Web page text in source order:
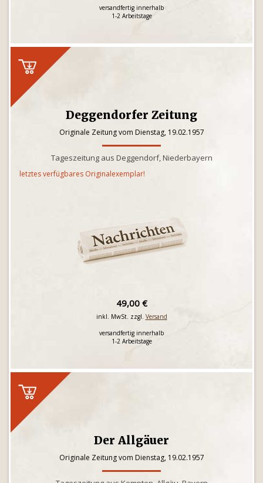
versandfertig innerhalb
1-2 Arbeitstage
Deggendorfer Zeitung
Originale Zeitung vom Dienstag, 19.02.1957
Tageszeitung aus Deggendorf, Niederbayern
letztes verfügbares Originalexemplar!
49,00 €
inkl. MwSt. zzgl. Versand
versandfertig innerhalb
1-2 Arbeitstage
Der Allgäuer
Originale Zeitung vom Dienstag, 19.02.1957